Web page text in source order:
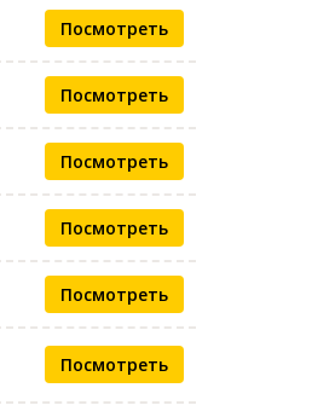
Посмотреть
Посмотреть
Посмотреть
Посмотреть
Посмотреть
Посмотреть